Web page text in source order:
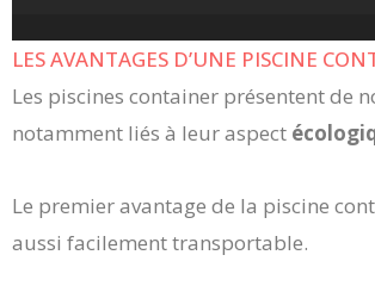
LES AVANTAGES D’UNE PISCINE
Les piscines container présentent de
notamment liés à leur aspect
Le premier avantage de la piscine
aussi facilement transportable.